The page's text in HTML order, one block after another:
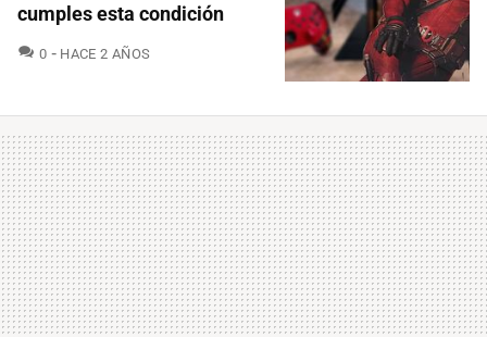
cumples esta condición
0 COMENTARIOS
HACE 2 AÑOS